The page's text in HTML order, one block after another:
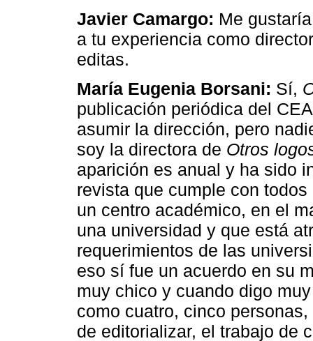
Javier Camargo: Me
a tu experiencia como
editas.
María Eugenia Borsani: Sí,
publicación periódica del
asumir la dirección, pero
soy la directora de Otros
aparición es anual y ha sido
revista que cumple con
un centro académico, en el
una universidad y que está
requerimientos de las
eso sí fue un acuerdo en su
muy chico y cuando digo
como cuatro, cinco
de editorializar, el trabajo de